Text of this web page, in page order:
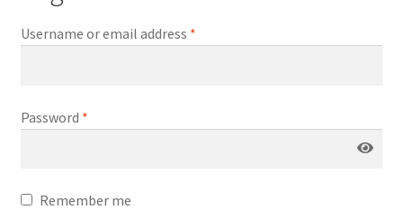
Blog
Ödeme
Username or email address *
Password *
Remember me